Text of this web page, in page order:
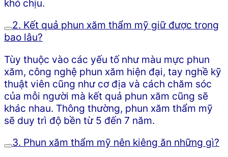
khó chịu.
2. Kết quả phun xăm thẩm mỹ giữ được trong
bao lâu?
Tùy thuộc vào các yếu tố như màu mực phun
xăm, công nghệ phun xăm hiện đại, tay nghề kỹ
thuật viên cũng như cơ địa và cách chăm sóc
của mỗi người mà kết quả phun xăm cũng sẽ
khác nhau. Thông thường, phun xăm thẩm mỹ
sẽ duy trì độ bền từ 5 đến 7 năm.
3. Phun xăm thẩm mỹ nên kiêng ăn những gì?